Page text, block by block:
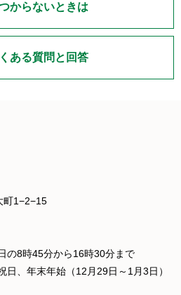
からないときは
ある質問と回答
町1−2−15
の8時45分から16時30分まで
日、年末年始（12月29日～1月3日）